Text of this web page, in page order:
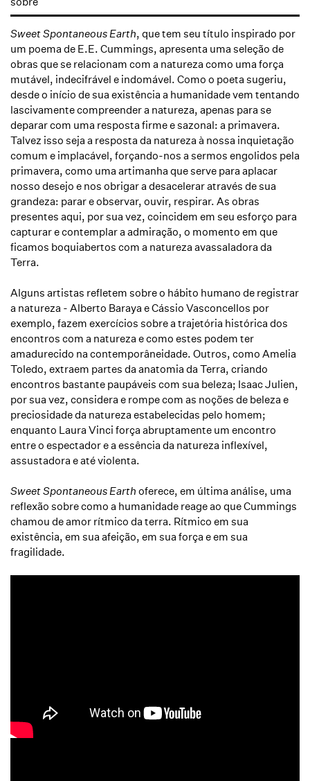
Sweet Spontaneous Earth, que tem seu título inspirado por
um poema de E.E. Cummings, apresenta uma seleção de
obras que se relacionam com a natureza como uma força
mutável, indecifrável e indomável. Como o poeta sugeriu,
desde o início de sua existência a humanidade vem tentando
lascivamente compreender a natureza, apenas para se
deparar com uma resposta firme e sazonal: a primavera.
Talvez isso seja a resposta da natureza à nossa inquietação
comum e implacável, forçando-nos a sermos engolidos pela
primavera, como uma artimanha que serve para aplacar
nosso desejo e nos obrigar a desacelerar através de sua
grandeza: parar e observar, ouvir, respirar. As obras
presentes aqui, por sua vez, coincidem em seu esforço para
capturar e contemplar a admiração, o momento em que
ficamos boquiabertos com a natureza avassaladora da
Terra.
Alguns artistas refletem sobre o hábito humano de registrar
a natureza - Alberto Baraya e Cássio Vasconcellos por
exemplo, fazem exercícios sobre a trajetória histórica dos
encontros com a natureza e como estes podem ter
amadurecido na contemporâneidade. Outros, como Amelia
Toledo, extraem partes da anatomia da Terra, criando
encontros bastante paupáveis com sua beleza; Isaac Julien,
por sua vez, considera e rompe com as noções de beleza e
preciosidade da natureza estabelecidas pelo homem;
enquanto Laura Vinci força abruptamente um encontro
entre o espectador e a essência da natureza inflexível,
assustadora e até violenta.
Sweet Spontaneous Earth oferece, em última análise, uma
reflexão sobre como a humanidade reage ao que Cummings
chamou de amor rítmico da terra. Rítmico em sua
existência, em sua afeição, em sua força e em sua
fragilidade.